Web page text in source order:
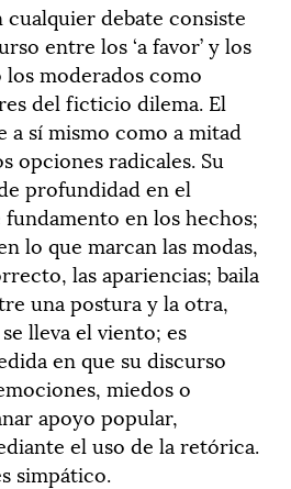
debate consiste
entre los ‘a favor’ y los
los moderados como
del ficticio dilema. El
a sí mismo como a mitad
opciones radicales. Su
profundidad en el
en los hechos;
lo que marcan las modas,
las apariencias; baila
una postura y la otra,
lleva el viento; es
en que su discurso
miedos o
apoyo popular,
el uso de la retórica.
simpático.